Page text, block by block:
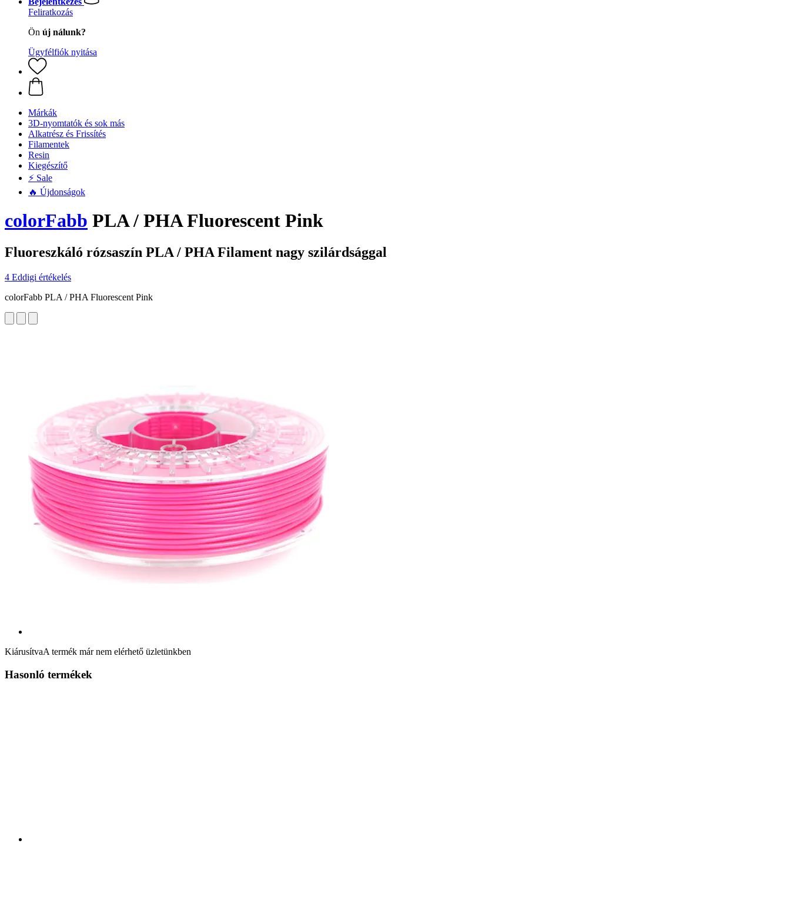
Feliratkozás
Ön új nálunk?
Ügyfélfiók nyitása
Márkák
3D-nyomtatók és sok más
Alkatrész és Frissítés
Filamentek
Resin
Kiegészítő
⚡ Sale
🔥 Újdonságok
colorFabb PLA / PHA Fluorescent Pink
Fluoreszkáló rózsaszín PLA / PHA Filament nagy szilárdsággal
4 Eddigi értékelés
colorFabb PLA / PHA Fluorescent Pink
KiárusítvaA termék már nem elérhető üzletünkben
Hasonló termékek